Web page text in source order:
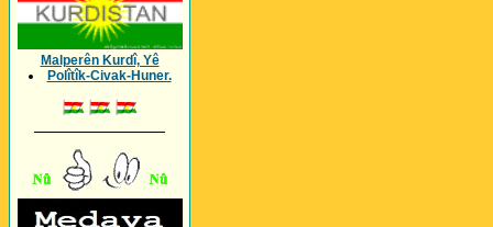
Malperên Kurdî, Yê
Polîtîk-Civak-Huner.